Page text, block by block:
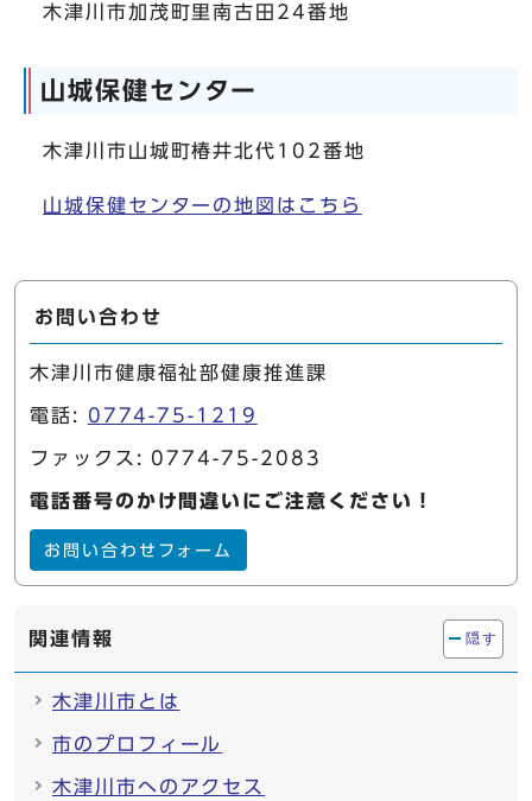
木津川市加茂町里南古田24番地
山城保健センター
木津川市山城町椿井北代102番地
山城保健センターの地図はこちら
お問い合わせ
木津川市健康福祉部健康推進課
電話: 0774-75-1219
ファックス: 0774-75-2083
電話番号のかけ間違いにご注意ください！
お問い合わせフォーム
関連情報 隠す
木津川市とは
市のプロフィール
木津川市へのアクセス